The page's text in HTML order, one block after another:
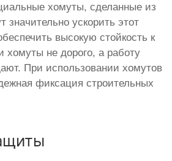
хомуты, сделанные из
значительно ускорить этот
высокую стойкость к
хомуты не дорого, а работу
При использовании хомутов
фиксация строительных